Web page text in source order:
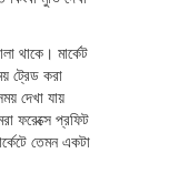
থাকে। মার্কেট
ট্রেড করা
দেখা যায়
ফরেক্সে প্রফিট
তেমন একটা